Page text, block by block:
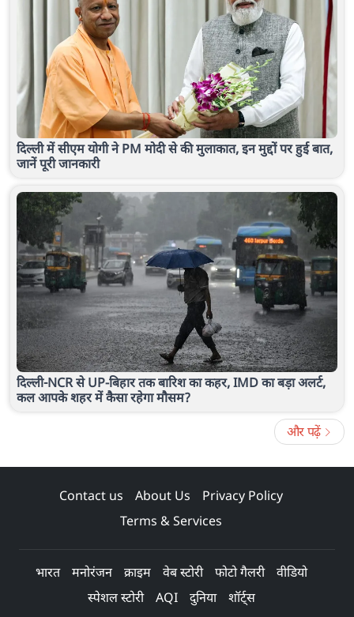
दिल्ली में सीएम योगी ने PM मोदी से की मुलाकात, इन मुद्दों पर हुई बात,
जानें पूरी जानकारी
दिल्ली-NCR से UP-बिहार तक बारिश का कहर, IMD का बड़ा अलर्ट,
कल आपके शहर में कैसा रहेगा मौसम?
और पढ़ें
Contact us About Us
Privacy Policy
Terms & Services
भारत मनोरंजन क्राइम वेब स्टोरी फोटो गैलरी
वीडियो
स्पेशल स्टोरी
AQI दुनिया शॉर्ट्स